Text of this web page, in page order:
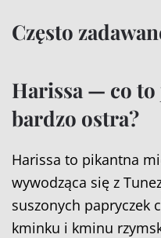
Często
Harissa — co to
bardzo ostra?
Harissa to pikantna
wywodząca się z
suszonych papryczek
kminku i kminu